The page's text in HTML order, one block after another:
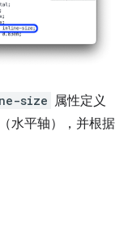
size 属性定义
水平轴），并根据